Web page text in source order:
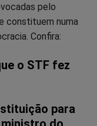
no
no
pelo
constituem numa
Confira:
o STF fez
para